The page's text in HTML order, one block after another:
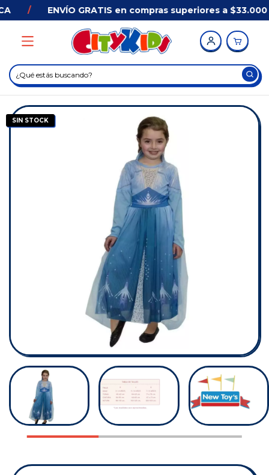
ENVÍO GRATIS en compras superiores a $33.000
SIN STOCK